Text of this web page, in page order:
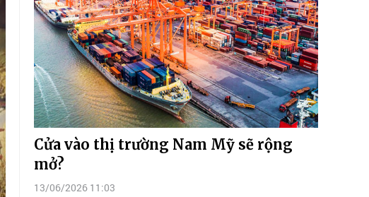
Cửa vào thị trường Nam Mỹ sẽ rộng
mở?
13/06/2026 11:03